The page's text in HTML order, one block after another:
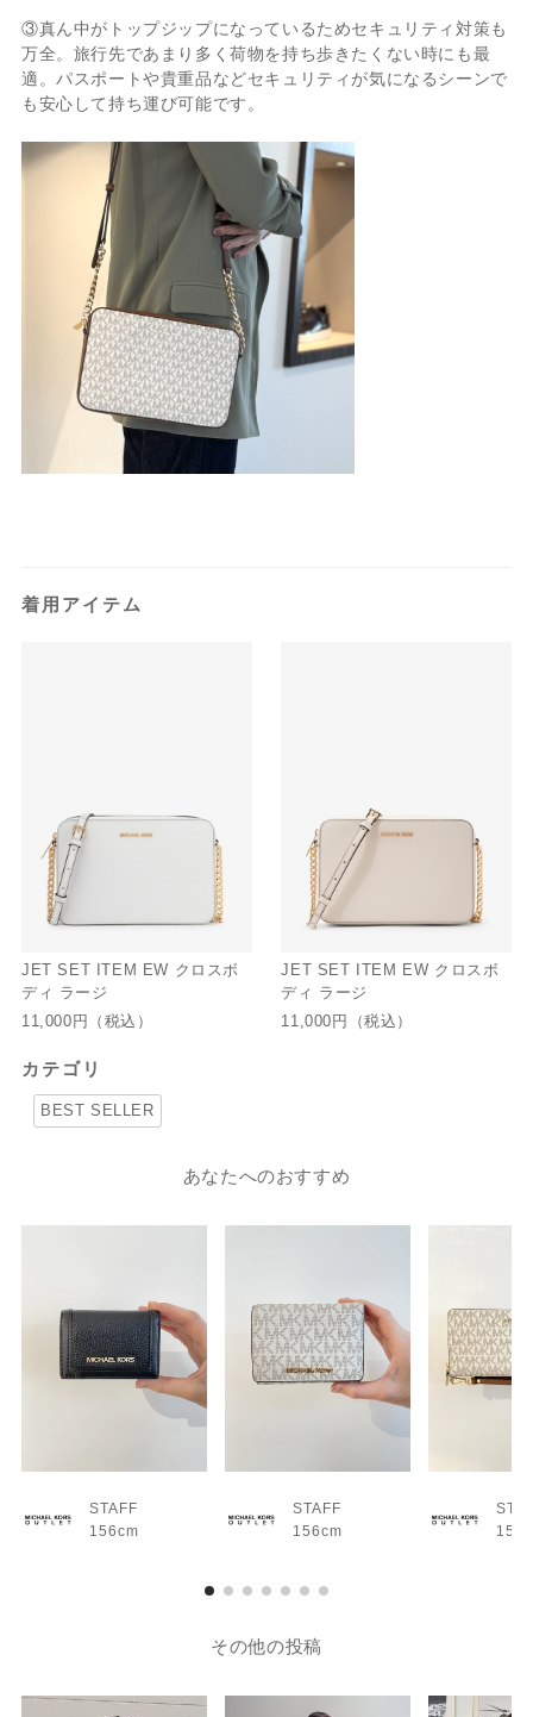
③真ん中がトップジップになっているためセキュリティ対策も
万全。 旅行先であまり多く荷物を持ち歩きたくない時にも最
適。パスポートや貴重品などセキュリティが気になるシーンで
も安心して持ち運び可能です。
着用アイテム
JET SET ITEM EW クロスボ
ディ ラージ
11,000円 （税込）
JET SET ITEM EW クロスボ
ディ ラージ
11,000円
（税込）
カテゴリ
BEST SELLER
あなたへのおすすめ
STAFF
156cm
STAFF
156cm
その他の投稿